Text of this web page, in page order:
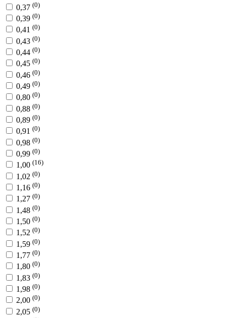
0,37 (0)
0,39 (0)
0,41 (0)
0,43 (0)
0,44 (0)
0,45 (0)
0,46 (0)
0,49 (0)
0,80 (0)
0,88 (0)
0,89 (0)
0,91 (0)
0,98 (0)
0,99 (0)
1,00 (16)
1,02 (0)
1,16 (0)
1,27 (0)
1,48 (0)
1,50 (0)
1,52 (0)
1,59 (0)
1,77 (0)
1,80 (0)
1,83 (0)
1,98 (0)
2,00 (0)
2,05 (0)